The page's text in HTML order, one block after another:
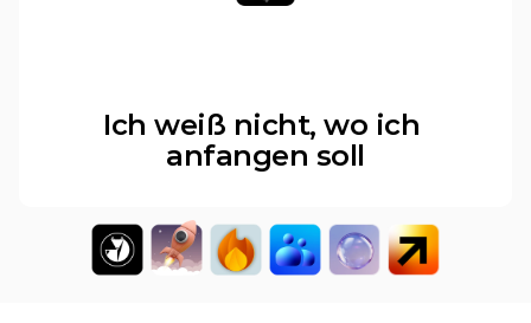
Ich weiß nicht, wo ich
anfangen soll